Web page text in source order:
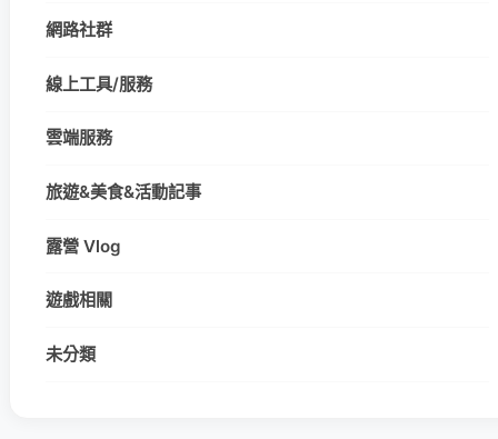
網路社群
線上工具/服務
雲端服務
旅遊&美食&活動記事
露營 Vlog
遊戲相關
未分類